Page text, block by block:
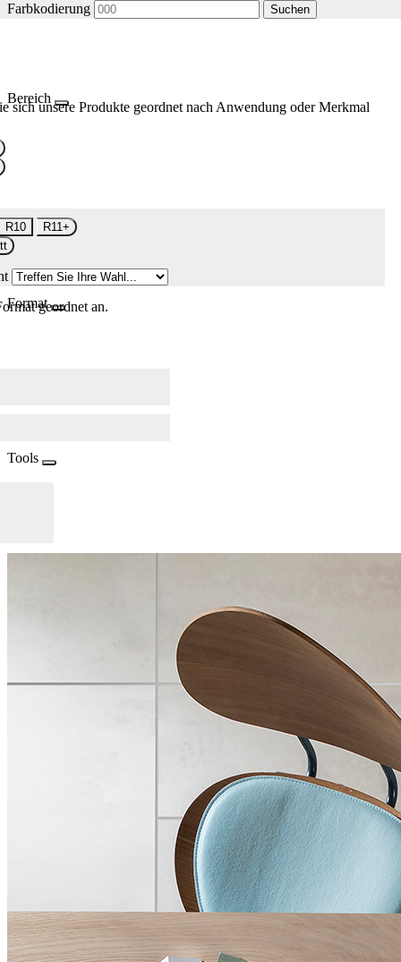
Farbkodierung Suchen
Bereich
sich unsere Produkte geordnet nach Anwendung oder Merkmal
R10
R11+
Formatgeordnet an.
Tools